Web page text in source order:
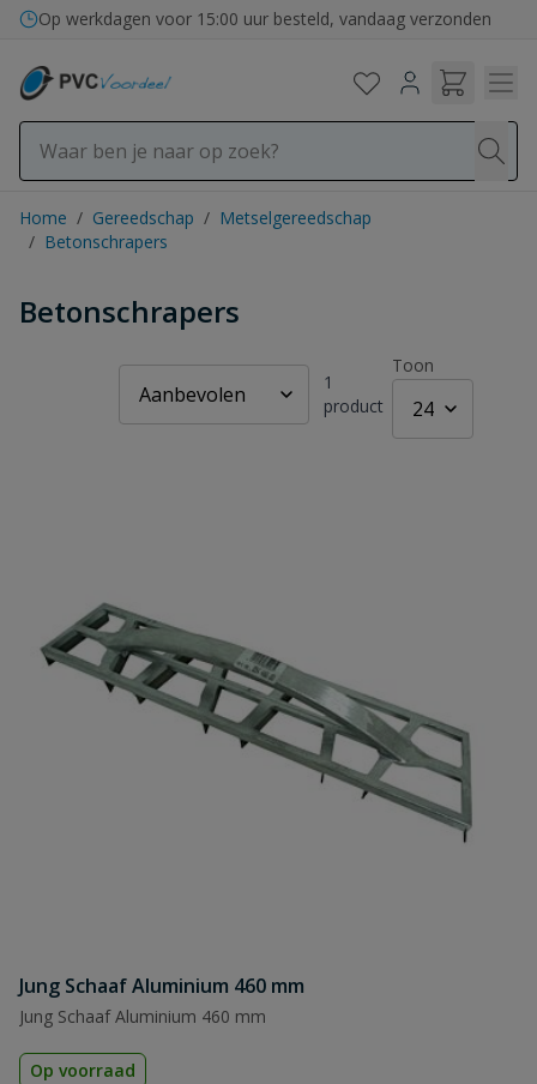
Ga naar de inhoud
Op werkdagen voor 15:00 uur besteld, vandaag verzonden
Home / Gereedschap / Metselgereedschap
/ Betonschrapers
Betonschrapers
1
product
Toon
Jung Schaaf Aluminium 460 mm
Jung Schaaf Aluminium 460 mm
Op voorraad